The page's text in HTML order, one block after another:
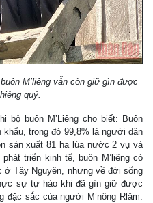
M’liêng vẫn còn giữ gìn được
quý.
buôn M’Liêng cho biết: Buôn
khẩu, trong đó 99,8% là người dân
sản xuất 81 ha lúa nước 2 vụ và
triển kinh tế, buôn M’liêng có
ở Tây Nguyên, nhưng về đời sống
sự tự hào khi đã gìn giữ được
đặc sắc của người M’nông Rlăm.